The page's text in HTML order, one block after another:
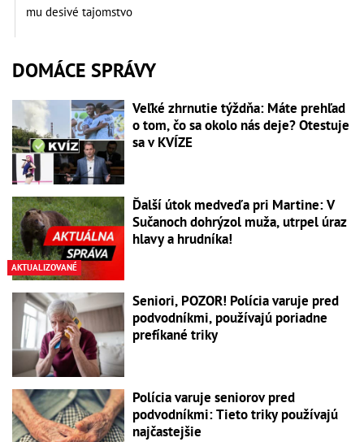
mu desivé tajomstvo
DOMÁCE SPRÁVY
Veľké zhrnutie týždňa: Máte prehľad
o tom, čo sa okolo nás deje? Otestuje
sa v KVÍZE
AKTUALIZOVANÉ
Ďalší útok medveďa pri Martine: V
Sučanoch dohrýzol muža, utrpel úraz
hlavy a hrudníka!
Seniori, POZOR! Polícia varuje pred
podvodníkmi, používajú poriadne
prefíkané triky
Polícia varuje seniorov pred
podvodníkmi: Tieto triky používajú
najčastejšie